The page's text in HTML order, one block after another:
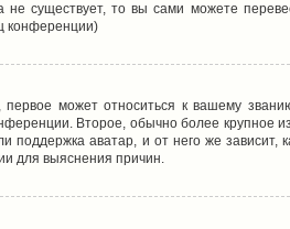
не существует, то вы сами можете
конференции)
может относиться к вашему
Второе, обычно более крупное
поддержка аватар, и от него же зависит,
для выяснения причин.